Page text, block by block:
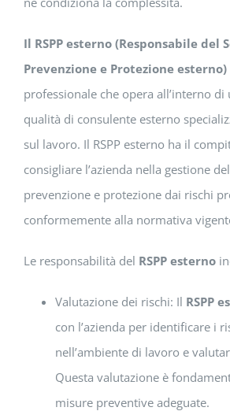
Il RSPP esterno (Responsabile del
Prevenzione e Protezione esterno)
professionale che opera all’interno di
qualità di consulente esterno
sul lavoro. Il RSPP esterno ha il
consigliare l’azienda nella gestione
prevenzione e protezione dai rischi
conformemente alla normativa
Le responsabilità del RSPP esterno
Valutazione dei rischi: Il RSPP
con l’azienda per identificare i
nell’ambiente di lavoro e
Questa valutazione è
misure preventive adeguate.